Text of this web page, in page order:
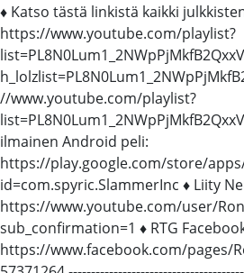
♦ Katso tästä linkistä kaikki
https://www.youtube.com/playlist?
//www.youtube.com/playlist?
ilmainen Android peli:
https://play.google.com/store/
id=com.spyric.SlammerInc ♦ Liity
https://www.youtube.com/user/
sub_confirmation=1 ♦ RTG
https://www.facebook.com/pages/